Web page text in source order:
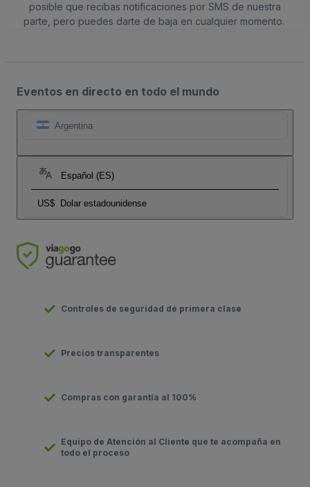
posible que recibas notificaciones por SMS de nuestra
parte, pero puedes darte de baja en cualquier momento.
Eventos en directo en todo el mundo
Argentina
Español (ES)
US$ Dolar estadounidense
Controles de seguridad de primera clase
Precios transparentes
Compras con garantía al 100%
Equipo de Atención al Cliente que te acompaña en
todo el proceso